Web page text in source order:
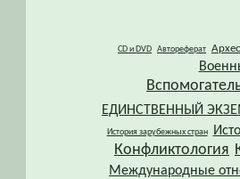
CD и DVD Автореферат
ЕДИНСТВЕННЫЙ
История зарубежных стран
Конфликтология
Международные